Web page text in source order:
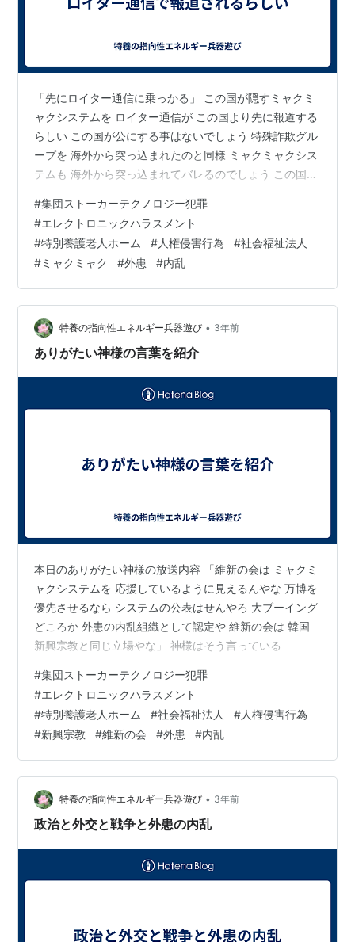
「先にロイター通信に乗っかる」 この国が隠すミャクミ
ャクシステムを ロイター通信が この国より先に報道する
らしい この国が公にする事はないでしょう 特殊詐欺グル
ープを 海外から突っ込まれたのと同様 ミャクミャクシス
テムも 海外から突っ込まれてバレるのでしょう この国の
パイ 当然情報を盗んでいるでしょう 既に悪用されている
らしい 日本のスパイシステム被害国 何処の国でも 自国
の国防の為に 被害の状況を調べるのは 当然の事でしょう
この国がミャクミャクシステムで 漏らし盗んだ情報 この
国は何処までも恥晒しな国 この国がミャクミャクシステ
ムを 報…
#集団ストーカーテクノロジー犯罪
#エレクトロニックハラスメント
#特別養護老人ホーム #人権侵害行為 #社会福祉法人
#ミャクミャク #外患 #内乱
特養の指向性エネルギー兵器遊び • 3年前
ありがたい神様の言葉を紹介
本日のありがたい神様の放送内容 「維新の会は ミャクミ
ャクシステムを 応援しているように見えるんやな 万博を
優先させるなら システムの公表はせんやろ 大ブーイング
どころか 外患の内乱組織として認定や 維新の会は 韓国
新興宗教と同じ立場やな」 神様はそう言っている
#集団ストーカーテクノロジー犯罪
#エレクトロニックハラスメント
#特別養護老人ホーム #社会福祉法人 #人権侵害行為
#新興宗教 #維新の会 #外患 #内乱
特養の指向性エネルギー兵器遊び • 3年前
政治と外交と戦争と外患の内乱